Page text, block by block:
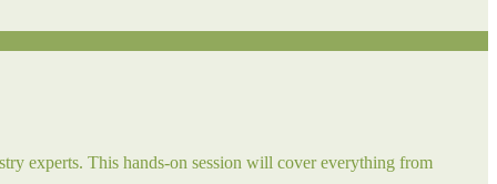
experts. This hands-on session will cover everything from